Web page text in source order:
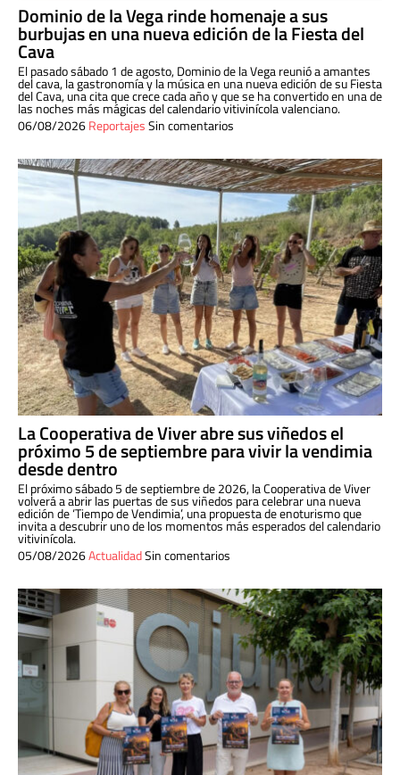
Dominio de la Vega rinde homenaje a sus
burbujas en una nueva edición de la Fiesta del
Cava
El pasado sábado 1 de agosto, Dominio de la Vega reunió a amantes
del cava, la gastronomía y la música en una nueva edición de su Fiesta
del Cava, una cita que crece cada año y que se ha convertido en una de
las noches más mágicas del calendario vitivinícola valenciano.
06/08/2026ReportajesSin comentarios
La Cooperativa de Viver abre sus viñedos el
próximo 5 de septiembre para vivir la vendimia
desde dentro
El próximo sábado 5 de septiembre de 2026, la Cooperativa de Viver
volverá a abrir las puertas de sus viñedos para celebrar una nueva
edición de ‘Tiempo de Vendimia’, una propuesta de enoturismo que
invita a descubrir uno de los momentos más esperados del calendario
vitivinícola.
05/08/2026ActualidadSin comentarios